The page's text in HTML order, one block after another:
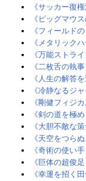
《サッカー復
《ビッグマウ
《フィールド
《メタリック
《万能ストラ
《二枚舌の執
《人生の解答
《冷静なるジ
《剛健フィジ
《剣の道を極
《大胆不敵な
《天空をつら
《奇術の使い
《巨体の超俊
《幸運を招く